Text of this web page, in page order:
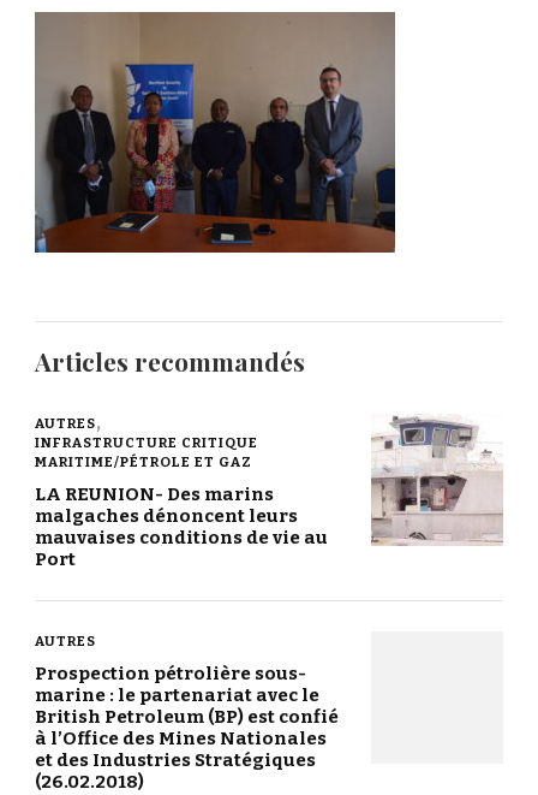
Articles recommandés
AUTRES
INFRASTRUCTURE CRITIQUE
MARITIME/PÉTROLE ET GAZ
LA REUNION- Des marins
malgaches dénoncent leurs
mauvaises conditions de vie au
Port
AUTRES
Prospection pétrolière sous-
marine : le partenariat avec le
British Petroleum (BP) est confié
à l’Office des Mines Nationales
et des Industries Stratégiques
(26.02.2018)